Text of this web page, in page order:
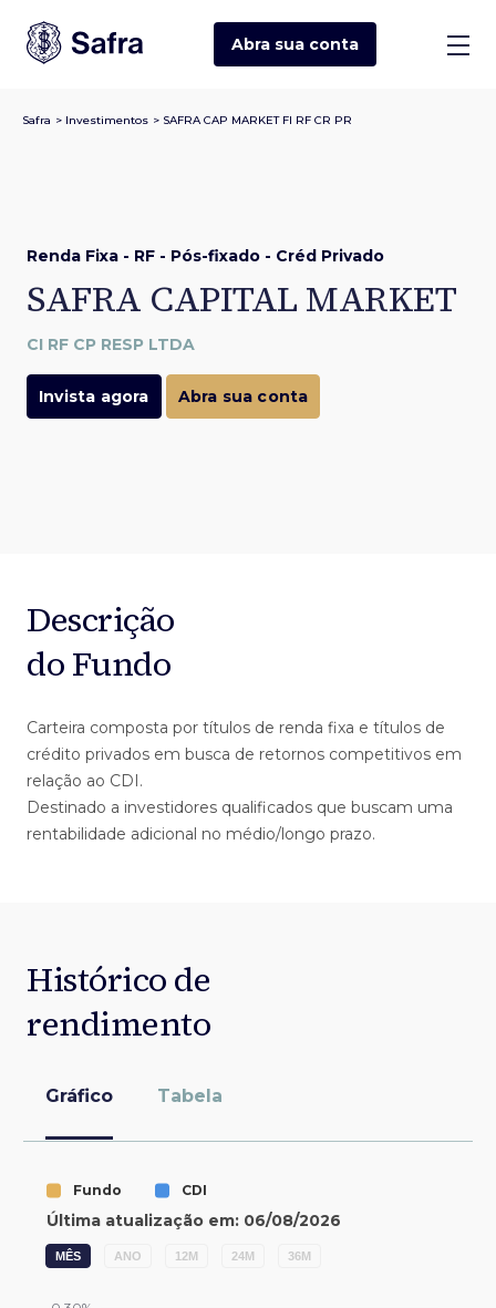
Abra sua conta
Safra > Investimentos > SAFRA CAP MARKET FI RF CR PR
Renda Fixa - RF - Pós-fixado - Créd Privado
SAFRA CAPITAL MARKET
CI RF CP RESP LTDA
Invista agora Abra sua conta
Descrição
do Fundo
Carteira composta por títulos de renda fixa e títulos de
crédito privados em busca de retornos competitivos em
relação ao CDI.
Destinado a investidores qualificados que buscam uma
rentabilidade adicional no médio/longo prazo.
Histórico de
rendimento
Gráfico Tabela
MÊS ANO 12M 24M 36M